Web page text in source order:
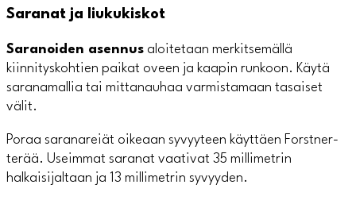
Saranat ja liukukiskot
Saranoiden asennus aloitetaan merkitsemällä
kiinnityskohtien paikat oveen ja kaapin runkoon. Käytä
saranamallia tai mittanauhaa varmistamaan tasaiset
välit.
Poraa saranareiät oikeaan syvyyteen käyttäen Forstner-
terää. Useimmat saranat vaativat 35 millimetrin
halkaisijaltaan ja 13 millimetrin syvyyden.